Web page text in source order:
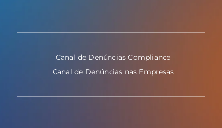
Canal de Denúncias Compliance
Canal de Denúncias nas Empresas